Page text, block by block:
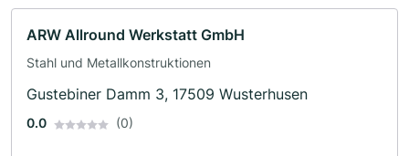
ARW Allround Werkstatt GmbH
Stahl und Metallkonstruktionen
Gustebiner Damm 3, 17509 Wusterhusen
0.0 (0)